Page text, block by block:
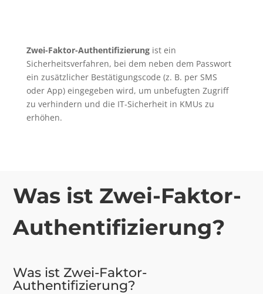
Zwei-Faktor-Authentifizierungist ein
Sicherheitsverfahren, bei dem neben dem Passwort
ein zusätzlicher Bestätigungscode (z. B. per SMS
oder App) eingegeben wird, um unbefugten Zugriff
zu verhindern und die IT-Sicherheit in KMUs zu
erhöhen.
Was ist Zwei-Faktor-
Authentifizierung?
Was ist Zwei-Faktor-
Authentifizierung?